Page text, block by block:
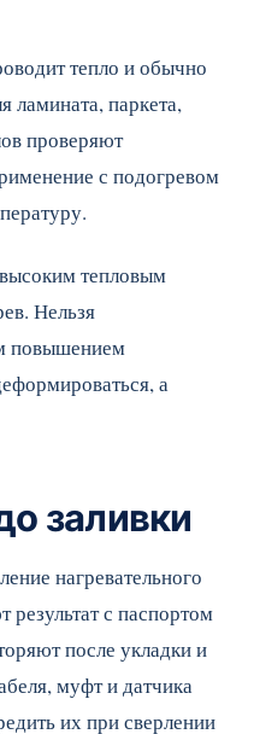
тепло и обычно
ламината, паркета,
проверяют
с подогревом
тепловым
Нельзя
повышением
а
заливки
нагревательного
результат с паспортом
после укладки и
муфт и датчика
их при сверлении